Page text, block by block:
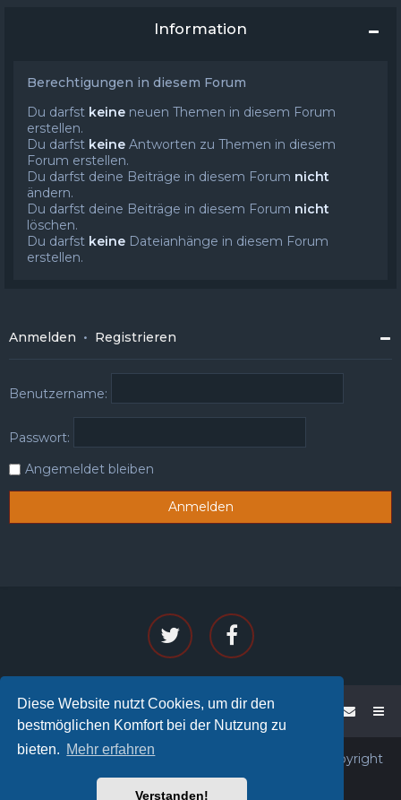
Diese Website nutzt Cookies, um dir den
bestmöglichen Komfort bei der Nutzung zu
bieten. Mehr erfahren
Verstanden!
Information
Berechtigungen in diesem Forum
Du darfst keine neuen Themen in diesem Forum
erstellen.
Du darfst keine Antworten zu Themen in diesem
Forum erstellen.
Du darfst deine Beiträge in diesem Forum nicht
ändern.
Du darfst deine Beiträge in diesem Forum nicht
löschen.
Du darfst keine Dateianhänge in diesem Forum
erstellen.
Anmelden • Registrieren
Benutzername:
Passwort:
Angemeldet bleiben
WoW - PENTA Foren-Übersicht
Powered by phpBB™
• Copyright
© 2026PENTA®All rights reserved.